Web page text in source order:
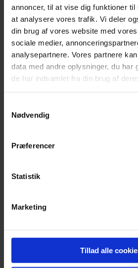
annoncer, til at vise dig funktioner
at analysere vores trafik. Vi deler
din brug af vores website med
sociale medier,
analysepartnere. Vores partnere
data med andre oplysninger, du har
de har indsamlet fra din brug af
Nødvendig
Præferencer
Statistik
Marketing
Tillad alle